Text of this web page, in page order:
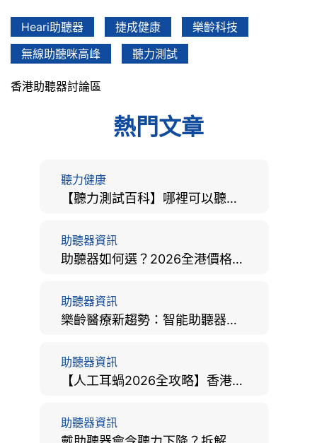
Heari助聽器 捷成健康
樂齡科技
無線助聽咪高峰
聽力測試
香港助聽器討論區
熱門文章
聽力健康
【聽力測試百科】哪裡可以聽力檢查？費用、標準、流程、在家聽力檢測與iPhone測試全攻略
助聽器資訊
助聽器如何選？2026全港價格比較、款式分析及老人選購全攻略
助聽器資訊
樂齡醫療新趨勢：智能助聽器結合 AI 眼底相機，如何全方位守護長者健康？
助聽器資訊
【人工耳蝸2026全攻略】香港手術費用、原理與副作用評估！
助聽器資訊